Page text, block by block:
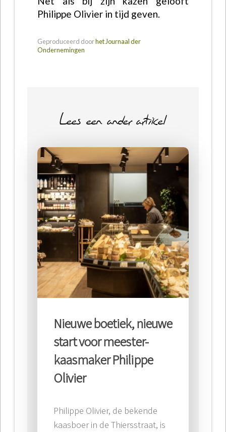
Philippe Olivier in tijd geven.
Geproduceerd doorhet Journaal der
Ondernemingen
Lees een ander artikel
Nieuwe boetiek, nieuwe
start voor meester-
kaasmaker Philippe
Olivier
Philippe Olivier, de bekende
kaasboer in de Thiersstraat, is